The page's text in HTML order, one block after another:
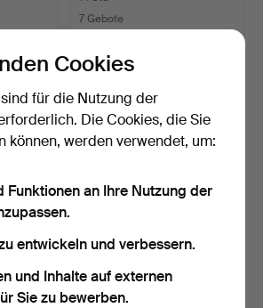
7 Gebote
modern.
1 Tag
Cookies
für die Nutzung der
Die Cookies, die Sie
können, werden verwendet, um:
Funktionen an Ihre Nutzung der
entwickeln und verbessern.
und Inhalte auf externen
Sie zu bewerben.